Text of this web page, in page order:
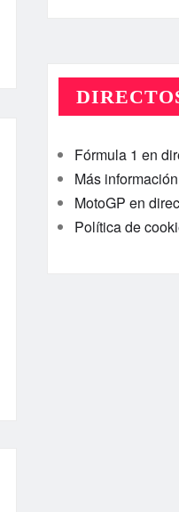
Fórmula 1 en
Más
MotoGP en
Política de